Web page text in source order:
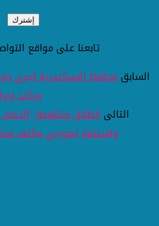
تابعنا على مواقع
السابقمحافظ الإسكندرية يُجري
ويأخذ
التالىانطلاق منظومة
واستنفار تمويني مكثف منذ